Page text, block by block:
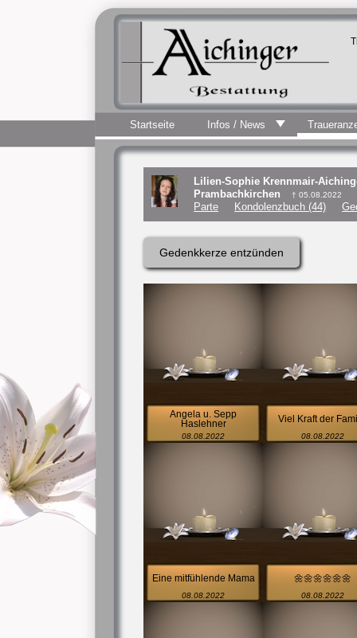
Startseite Infos / News
Lilien-Sophie Krennmair-
Prambachkirchen
† 05.08.2022
Parte Kondolenzbuch (44)
Gedenkkerze entzünden
Angela u. Sepp
Haslehner
08.08.2022
Viel Kraft der
08.08.2022
Eine mitfühlende Mama
08.08.2022
🌼🌼🌼🌼🌼🌼
08.08.2022